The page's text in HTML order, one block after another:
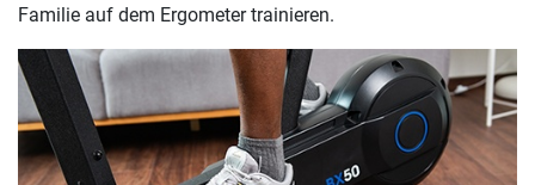
Familie auf dem Ergometer trainieren.